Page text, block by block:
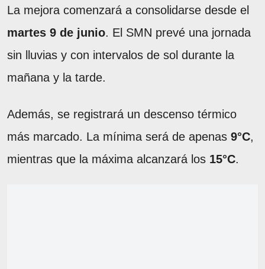
La mejora comenzará a consolidarse desde el
martes 9 de junio. El SMN prevé una jornada
sin lluvias y con intervalos de sol durante la
mañana y la tarde.
Además, se registrará un descenso térmico
más marcado. La mínima será de apenas 9°C,
mientras que la máxima alcanzará los 15°C.